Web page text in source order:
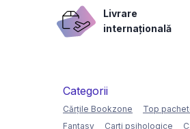
Livrare
internațională
Categorii
Cărțile Bookzone Top
Fantasy
Carti psihologice